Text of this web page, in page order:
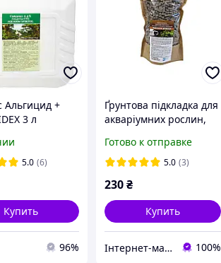
Альгицид +
3 л
5.0 (6)
Купить
96%
Ґрунтова підкладка для
акваріумних рослин,
Spiritil
Готово к отправке
5.0 (3)
230₴
Купить
Інтернет-магазин "Aquahim Spiritol" 100%